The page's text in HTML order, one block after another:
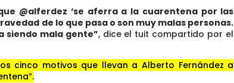
@alferdez ‘se aferra a la cuarentena por las
de lo que pasa o son muy malas personas.
siendo mala gente”, dice el tuit compartido por el
cinco motivos que llevan a Alberto Fernández a